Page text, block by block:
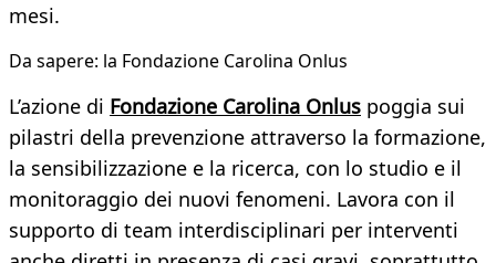
mesi.
Da sapere: la Fondazione Carolina Onlus
L’azione di Fondazione Carolina Onlus poggia sui
pilastri della prevenzione attraverso la formazione,
la sensibilizzazione e la ricerca, con lo studio e il
monitoraggio dei nuovi fenomeni. Lavora con il
supporto di team interdisciplinari per interventi